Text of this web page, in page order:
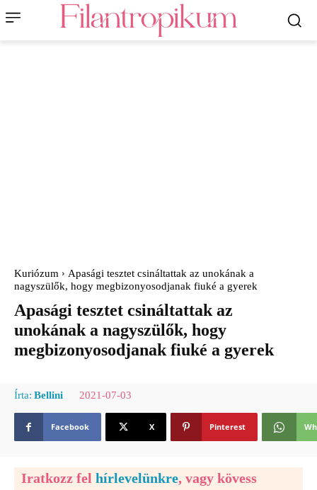
Kuriózum
Apasági tesztet csináltattak az unokának a
nagyszülők, hogy megbizonyosodjanak fiuké a gyerek
Apasági tesztet csináltattak az
unokának a nagyszülők, hogy
megbizonyosodjanak fiuké a gyerek
Írta: Bellini 2021-07-03
Facebook X Pinterest
Iratkozz fel hírlevelünkre, vagy kövess